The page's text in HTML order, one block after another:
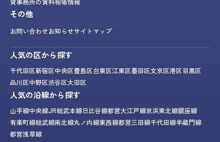
貸事務所の賃料相場情報
その他
お問い合わせお知らせサイトマップ
人気の区から探す
千代田区新宿区中央区豊島区台東区江東区墨田区文京区港区目黒区
品川区中野区渋谷区大田区
人気の沿線から探す
山手線中央線JR総武本線日比谷線都営大江戸線京浜東北線銀座線
有楽町線総武線南北線丸ノ内線東西線都営三田線千代田線半蔵門線
都営浅草線